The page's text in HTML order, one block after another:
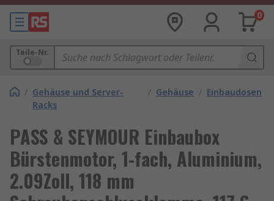
0
Teile-Nr.
/ Gehäuse und Server-
Racks
/ Gehäuse / Einbaudosen
PASS & SEYMOUR Einbaubox
Bürstenmotor, 1-fach, Aluminium,
2.09Zoll, 118 mm